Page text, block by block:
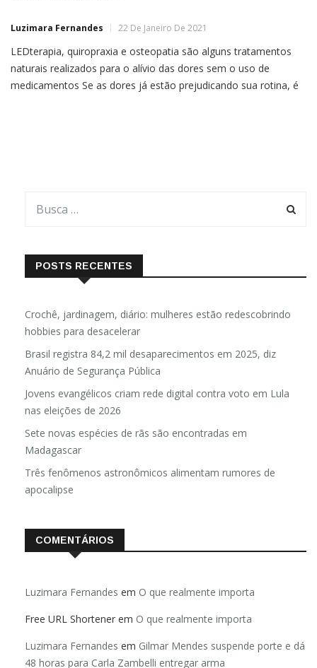
Luzimara Fernandes 22 De Janeiro De 2021
LEDterapia, quiropraxia e osteopatia são alguns tratamentos
naturais realizados para o alívio das dores sem o uso de
medicamentos Se as dores já estão prejudicando sua rotina, é
POSTS RECENTES
Crochê, jardinagem, diário: mulheres estão redescobrindo
hobbies para desacelerar
Brasil registra 84,2 mil desaparecimentos em 2025, diz
Anuário de Segurança Pública
Jovens evangélicos criam rede digital contra voto em Lula
nas eleições de 2026
Sete novas espécies de rãs são encontradas em
Madagascar
Três fenômenos astronômicos alimentam rumores de
apocalipse
COMENTÁRIOS
Luzimara Fernandes em O que realmente importa
Free URL Shortener em O que realmente importa
Luzimara Fernandes em Gilmar Mendes suspende porte e dá
48 horas para Carla Zambelli entregar arma